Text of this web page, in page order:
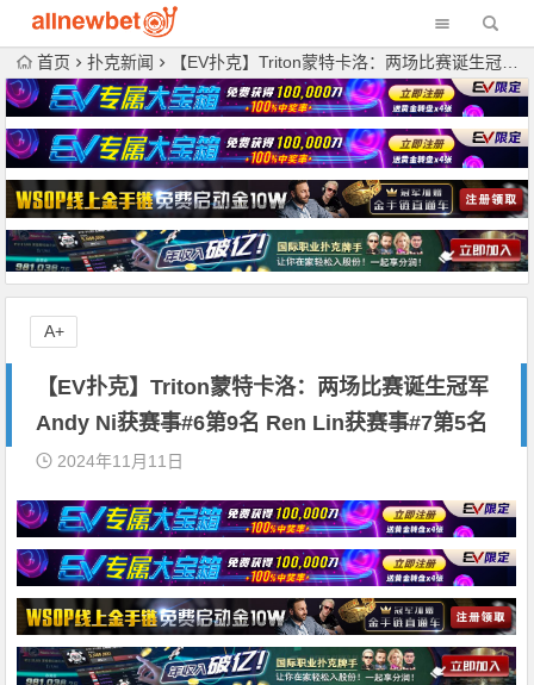
首页 扑克新闻 【EV扑克】Triton蒙特卡洛：两场比赛诞生冠军 Andy Ni获赛事#6第9名 Ren Lin获赛事#7第5名
【EV扑克】Triton蒙特卡洛：两场比赛诞生冠军
Andy Ni获赛事#6第9名 Ren Lin获赛事#7第5名
2024年11月11日
A+